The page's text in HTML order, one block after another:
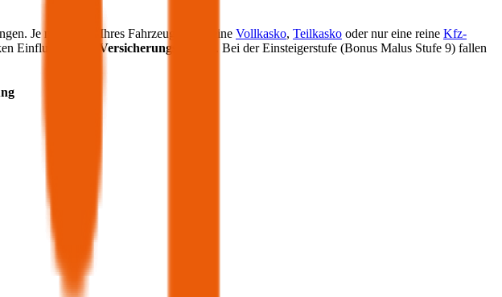
Je nach Alter Ihres Fahrzeugs kann eine Vollkasko, Teilkasko oder nur eine reine Kfz-
Einfluss auf die Versicherungsprämie
. Bei der Einsteigerstufe (Bonus Malus Stufe 9) fallen